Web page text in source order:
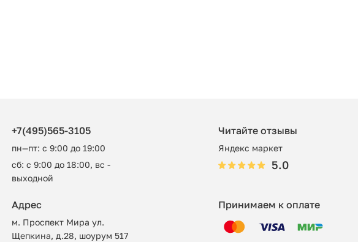
+7(495)565-3105
пн—пт: с 9:00 до 19:00
сб: с 9:00 до 18:00, вс -
выходной
Читайте отзывы
Яндекс маркет
5.0
Адрес
м. Проспект Мира ул.
Щепкина, д.28, шоурум 517
Принимаем к оплате